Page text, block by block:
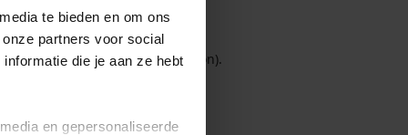
te bieden en om ons
partners voor social
die je aan ze hebt
en gepersonaliseerde
console for more information).